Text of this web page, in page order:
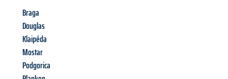
Braga
Douglas
Klaipéda
Mostar
Podgorica